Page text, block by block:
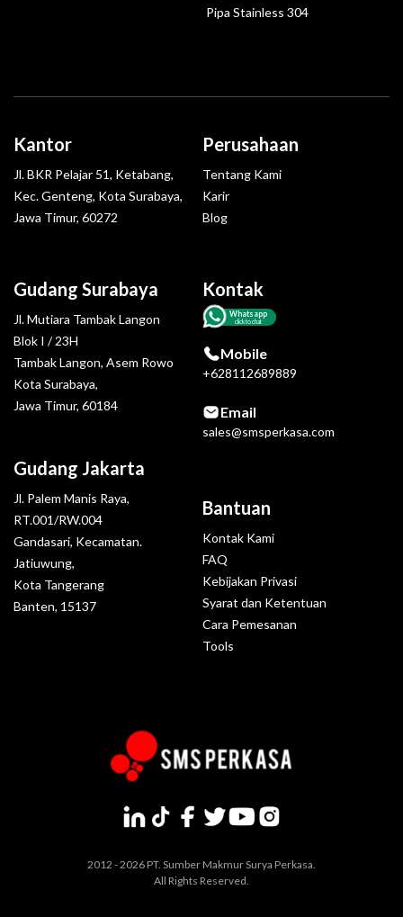
Pipa Stainless 304
Gudang Surabaya
Jl. Mutiara Tambak Langon
Blok I / 23H
Tambak Langon, Asem Rowo
Kota Surabaya,
Jawa Timur, 60184
Gudang Jakarta
Jl. Palem Manis Raya,
RT.001/RW.004
Gandasari, Kecamatan.
Jatiuwung,
Kota Tangerang
Banten, 15137
Kantor
Jl. BKR Pelajar 51, Ketabang,
Kec. Genteng, Kota Surabaya,
Jawa Timur, 60272
Kontak
Whatsapp
click to chat
Mobile
+628112689889
Email
sales@smsperkasa.com
Perusahaan
Tentang Kami
Karir
Blog
Bantuan
Kontak Kami
FAQ
Kebijakan Privasi
Syarat dan Ketentuan
Cara Pemesanan
Tools
2012 - 2026 PT. Sumber Makmur Surya Perkasa.
All Rights Reserved.